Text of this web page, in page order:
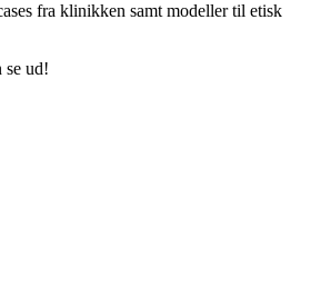
fra klinikken samt modeller til etisk
se ud!